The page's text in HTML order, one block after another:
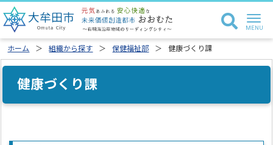
ホーム 組織から探す 保健福祉部 健康づくり課
健康づくり課